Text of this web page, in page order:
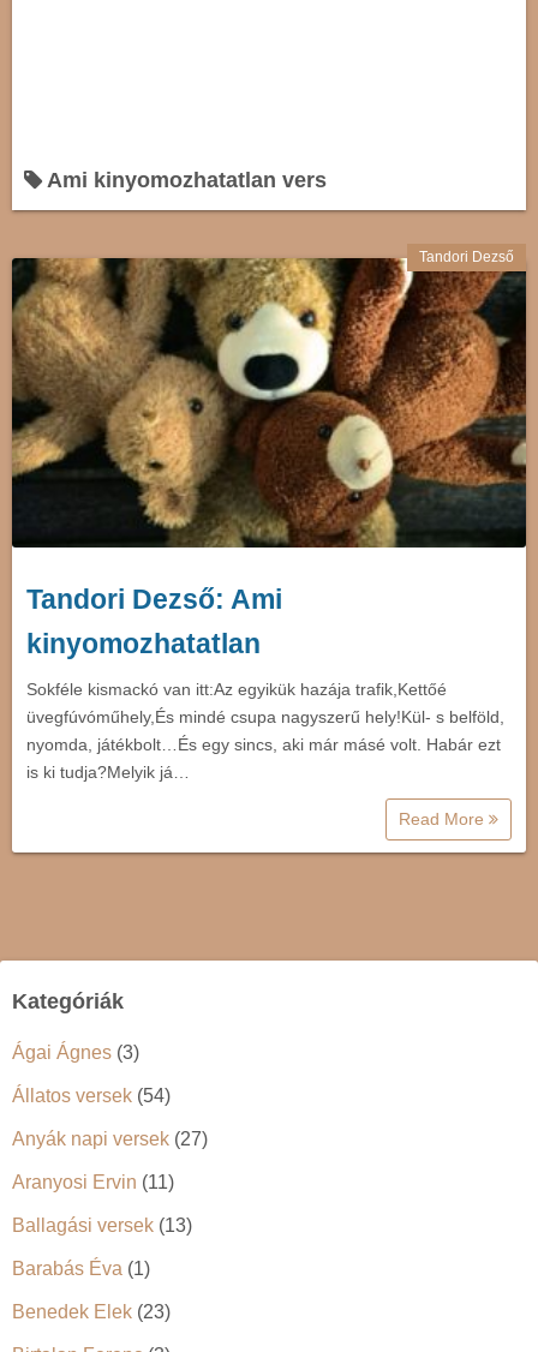
Ami kinyomozhatatlan vers
Tandori Dezső
Tandori Dezső: Ami
kinyomozhatatlan
Sokféle kismackó van itt:Az egyikük hazája trafik,Kettőé
üvegfúvóműhely,És mindé csupa nagyszerű hely!Kül- s belföld,
nyomda, játékbolt…És egy sincs, aki már másé volt. Habár ezt
is ki tudja?Melyik já…
Read More
Kategóriák
Ágai Ágnes (3)
Állatos versek (54)
Anyák napi versek (27)
Aranyosi Ervin (11)
Ballagási versek (13)
Barabás Éva (1)
Benedek Elek (23)